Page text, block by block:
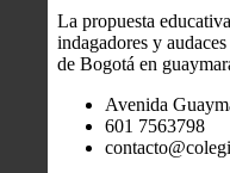
La propuesta
indagadores y
de Bogotá en
Avenida
601 7563798